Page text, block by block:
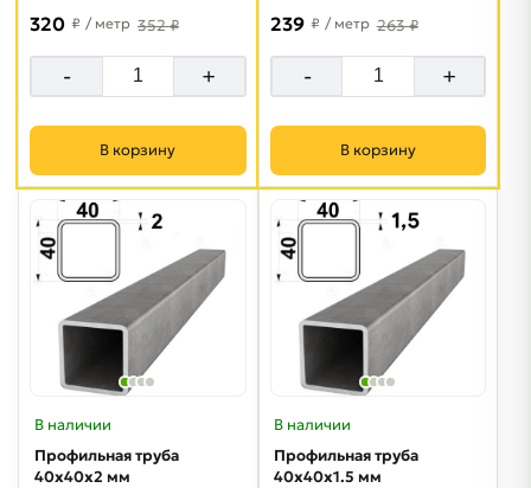
320 ₽ / метр 352 ₽
- +
В корзину
239 ₽ / метр 263 ₽
- +
В корзину
В наличии
Профильная труба
40х40х2 мм
В наличии
Профильная труба
40х40х1.5 мм